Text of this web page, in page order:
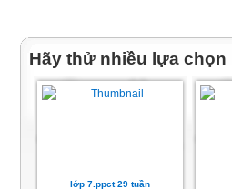
Hãy thử nhiều lựa chọn
lớp 7.ppct 29 tuần